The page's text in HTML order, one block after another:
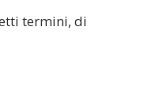
termini, di